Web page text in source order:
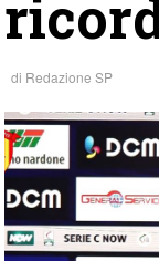
di Redazione SP